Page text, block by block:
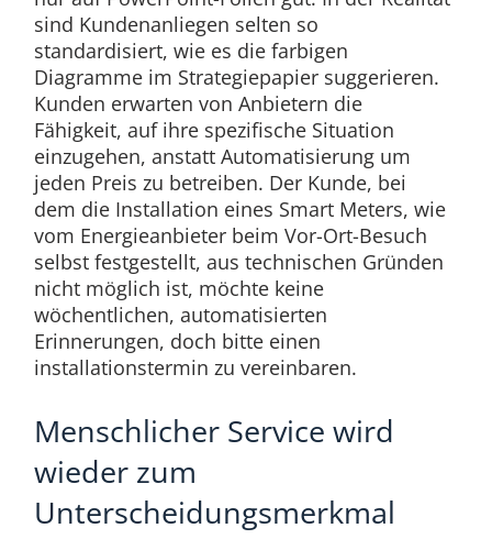
sind Kundenanliegen selten so
standardisiert, wie es die farbigen
Diagramme im Strategiepapier suggerieren.
Kunden erwarten von Anbietern die
Fähigkeit, auf ihre spezifische Situation
einzugehen, anstatt Automatisierung um
jeden Preis zu betreiben. Der Kunde, bei
dem die Installation eines Smart Meters, wie
vom Energieanbieter beim Vor-Ort-Besuch
selbst festgestellt, aus technischen Gründen
nicht möglich ist, möchte keine
wöchentlichen, automatisierten
Erinnerungen, doch bitte einen
installationstermin zu vereinbaren.
Menschlicher Service wird
wieder zum
Unterscheidungsmerkmal